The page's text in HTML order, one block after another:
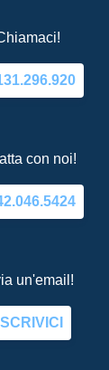
con noi!
un'email!
SCRIVICI